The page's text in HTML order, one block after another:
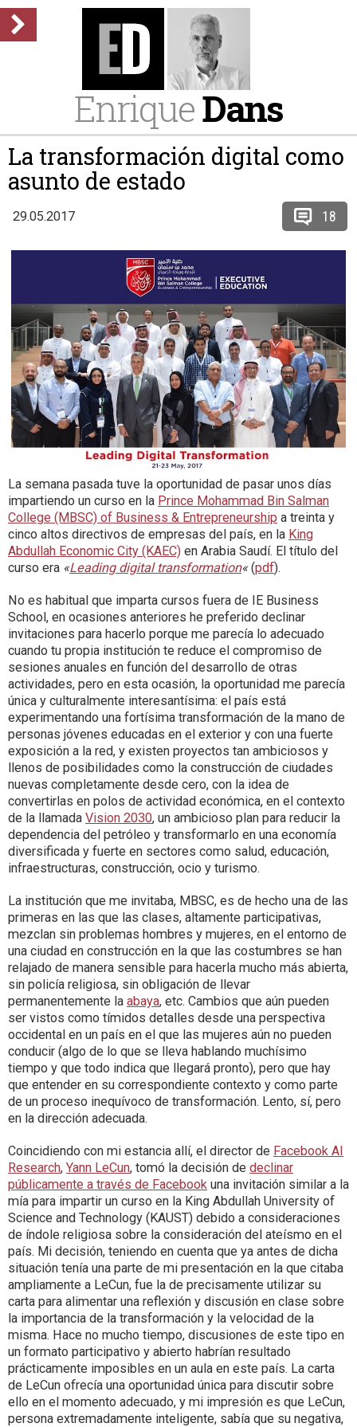
EnriqueDans
La transformación digital como
asunto de estado
29.05.2017 18
La semana pasada tuve la oportunidad de pasar unos días
impartiendo un curso en la Prince Mohammad Bin Salman
College (MBSC) of Business & Entrepreneurship a treinta y
cinco altos directivos de empresas del país, en la King
Abdullah Economic City (KAEC) en Arabia Saudí. El título del
curso era «Leading digital transformation«(pdf).
No es habitual que imparta cursos fuera de IE Business
School, en ocasiones anteriores he preferido declinar
invitaciones para hacerlo porque me parecía lo adecuado
cuando tu propia institución te reduce el compromiso de
sesiones anuales en función del desarrollo de otras
actividades, pero en esta ocasión, la oportunidad me parecía
única y culturalmente interesantísima: el país está
experimentando una fortísima transformación de la mano de
personas jóvenes educadas en el exterior y con una fuerte
exposición a la red, y existen proyectos tan ambiciosos y
llenos de posibilidades como la construcción de ciudades
nuevas completamente desde cero, con la idea de
convertirlas en polos de actividad económica, en el contexto
de la llamada Vision 2030, un ambicioso plan para reducir la
dependencia del petróleo y transformarlo en una economía
diversificada y fuerte en sectores como salud, educación,
infraestructuras, construcción, ocio y turismo.
La institución que me invitaba, MBSC, es de hecho una de las
primeras en las que las clases, altamente participativas,
mezclan sin problemas hombres y mujeres, en el entorno de
una ciudad en construcción en la que las costumbres se han
relajado de manera sensible para hacerla mucho más abierta,
sin policía religiosa, sin obligación de llevar
permanentemente la abaya, etc. Cambios que aún pueden
ser vistos como tímidos detalles desde una perspectiva
occidental en un país en el que las mujeres aún no pueden
conducir (algo de lo que se lleva hablando muchísimo
tiempo y que todo indica que llegará pronto), pero que hay
que entender en su correspondiente contexto y como parte
de un proceso inequívoco de transformación. Lento, sí, pero
en la dirección adecuada.
Coincidiendo con mi estancia allí, el director de Facebook AI
Research, Yann LeCun, tomó la decisión de declinar
públicamente a través de Facebook una invitación similar a la
mía para impartir un curso en la King Abdullah University of
Science and Technology (KAUST) debido a consideraciones
de índole religiosa sobre la consideración del ateísmo en el
país. Mi decisión, teniendo en cuenta que ya antes de dicha
situación tenía una parte de mi presentación en la que citaba
ampliamente a LeCun, fue la de precisamente utilizar su
carta para alimentar una reflexión y discusión en clase sobre
la importancia de la transformación y la velocidad de la
misma. Hace no mucho tiempo, discusiones de este tipo en
un formato participativo y abierto habrían resultado
prácticamente imposibles en un aula en este país. La carta
de LeCun ofrecía una oportunidad única para discutir sobre
ello en el momento adecuado, y mi impresión es que LeCun,
persona extremadamente inteligente, sabía que su negativa,